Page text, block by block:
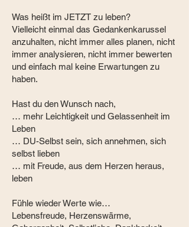
Was heißt im JETZT zu leben?
Vielleicht einmal das Gedankenkarussel
anzuhalten, nicht immer alles planen, nicht
immer analysieren, nicht immer bewerten
und einfach mal keine Erwartungen zu
haben.
Hast du den Wunsch nach,
… mehr Leichtigkeit und Gelassenheit im
Leben
… DU-Selbst sein, sich annehmen, sich
selbst lieben
… mit Freude, aus dem Herzen heraus,
leben
Fühle wieder Werte wie…
Lebensfreude, Herzenswärme,